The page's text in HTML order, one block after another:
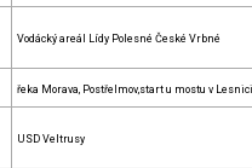
Vodácký areál Lídy Polesné České Vrbné
řeka Morava, Postřelmov,start u mostu v
USD Veltrusy